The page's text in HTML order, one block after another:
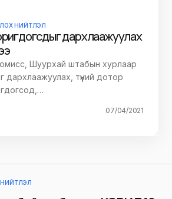
НИЙТЛЭЛ
дархлаажуулах
Шуурхай штабын хурлаар
дархлаажуулах, түүний дотор
07/04/2021